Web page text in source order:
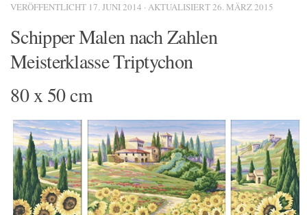
VERÖFFENTLICHT 17. JUNI 2014 · AKTUALISIERT26. MÄRZ 2015
Schipper Malen nach Zahlen
Meisterklasse Triptychon
80 x 50 cm